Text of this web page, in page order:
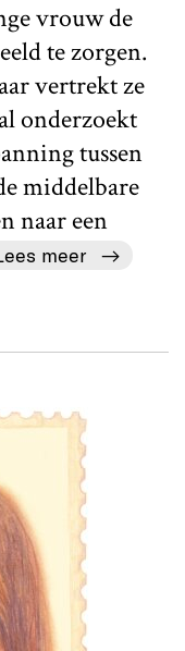
vrouw de
te zorgen.
vertrekt ze
onderzoekt
tussen
middelbare
naar een
meer